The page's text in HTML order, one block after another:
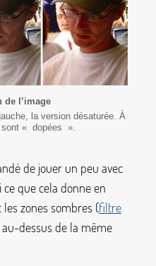
de l’image
la version désaturée. À
« dopées ».
de jouer un peu avec
que cela donne en
zones sombres (filtre
dessus de la même